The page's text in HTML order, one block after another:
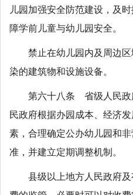
儿园加强安全防范建设，及
障学前儿童与幼儿园安全。
禁止在幼儿园内及周边
染的建筑物和设施设备。
第六十八条 省级人民政
民政府根据办园成本、经济
素，合理确定公办幼儿园和
准，并建立定期调整机制。
县级以上地方人民政府